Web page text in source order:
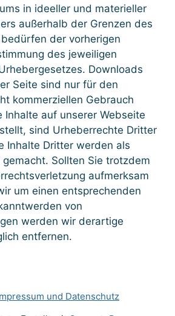
in ideeller und materieller
außerhalb der Grenzen des
der vorherigen
des jeweiligen
Downloads
Seite sind nur für den
kommerziellen Gebrauch
Inhalte auf unserer Webseite
sind Urheberrechte Dritter
Inhalte Dritter werden als
Sollten Sie trotzdem
aufmerksam
um einen entsprechenden
von
werden wir derartige
entfernen.
und Datenschutz